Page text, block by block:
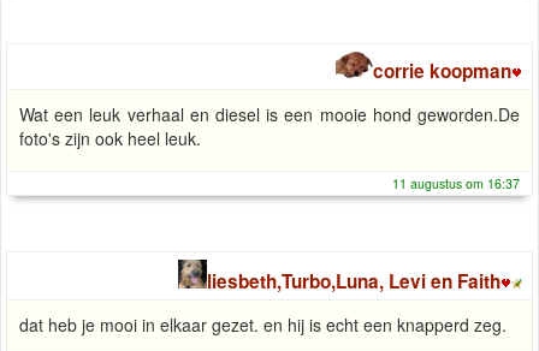
corrie koopman
Wat een leuk verhaal en diesel is een mooie hond geworden.De
foto's zijn ook heel leuk.
11 augustus om 16:37
liesbeth,Turbo,Luna, Levi en Faith
dat heb je mooi in elkaar gezet. en hij is echt een knapperd zeg.